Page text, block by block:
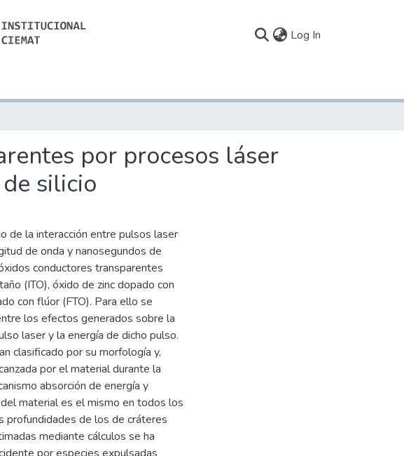
Log In
por procesos láser
silicio
de la interacción entre pulsos laser
de onda y nanosegundos de
conductores transparentes
(ITO), óxido de zinc dopado con
con flúor (FTO). Para ello se
los efectos generados sobre la
laser y la energía de dicho pulso.
clasificado por su morfología y,
por el material durante la
absorción de energía y
material es el mismo en todos los
profundidades de los de cráteres
mediante cálculos se ha